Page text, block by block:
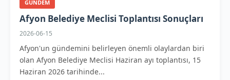
GUNDEM
Afyon Belediye Meclisi Toplantısı Sonuçları
2026-06-15
Afyon'un gündemini belirleyen önemli olaylardan biri
olan Afyon Belediye Meclisi Haziran ayı toplantısı, 15
Haziran 2026 tarihinde...